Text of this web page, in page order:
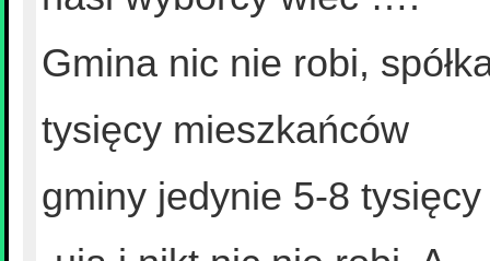
Gmina nic nie robi,
tysięcy mieszkańców
gminy jedynie 5-8